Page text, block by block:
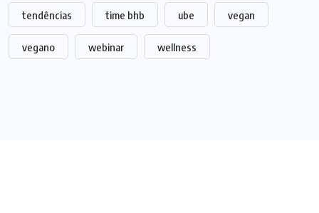
tendências time bhb ube vegan
vegano webinar wellness